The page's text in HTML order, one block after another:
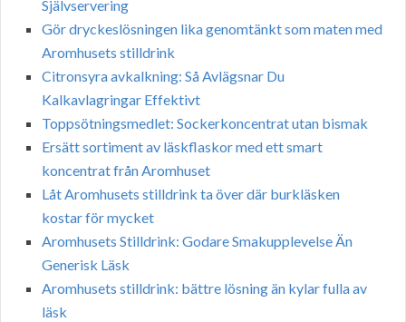
Självservering
Gör dryckeslösningen lika genomtänkt som maten med
Aromhusets stilldrink
Citronsyra avkalkning: Så Avlägsnar Du
Kalkavlagringar Effektivt
Toppsötningsmedlet: Sockerkoncentrat utan bismak
Ersätt sortiment av läskflaskor med ett smart
koncentrat från Aromhuset
Låt Aromhusets stilldrink ta över där burkläsken
kostar för mycket
Aromhusets Stilldrink: Godare Smakupplevelse Än
Generisk Läsk
Aromhusets stilldrink: bättre lösning än kylar fulla av
läsk